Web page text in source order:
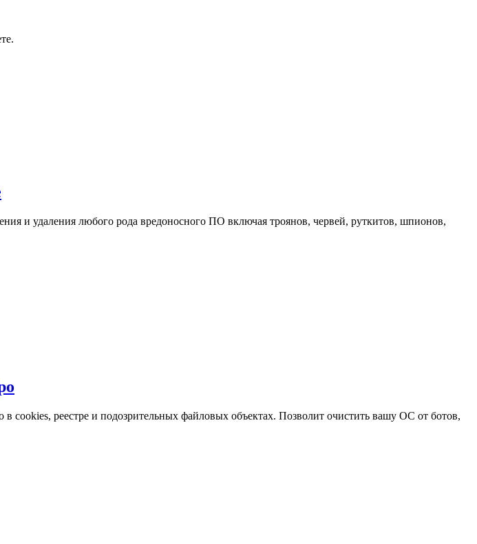
и удаления любого рода вредоносного ПО включая троянов, червей, руткитов, шпионов,
cookies, реестре и подозрительных файловых объектах. Позволит очистить вашу ОС от ботов,